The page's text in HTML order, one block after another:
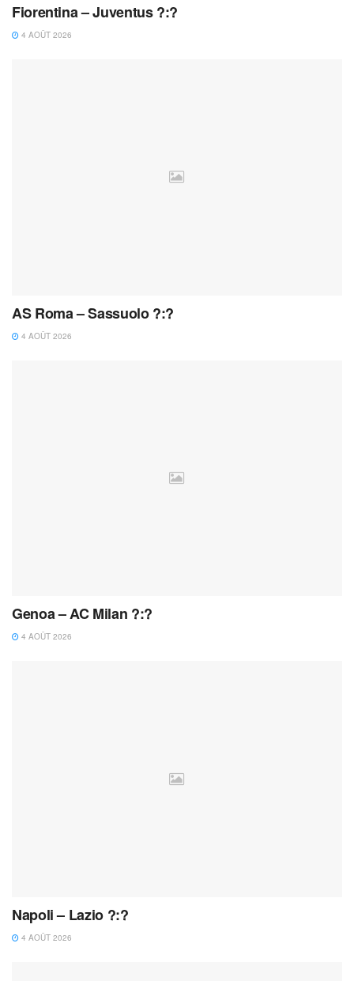
Fiorentina – Juventus ?:?
4 AOÛT 2026
AS Roma – Sassuolo ?:?
4 AOÛT 2026
Genoa – AC Milan ?:?
4 AOÛT 2026
Napoli – Lazio ?:?
4 AOÛT 2026